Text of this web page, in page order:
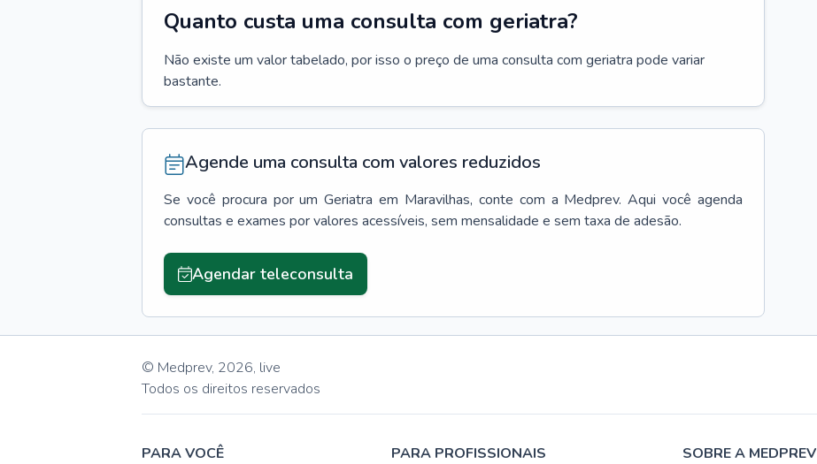
Quanto custa uma consulta com geriatra?
Não existe um valor tabelado, por isso o preço de uma consulta com geriatra pode variar
bastante.
Agende uma consulta com valores reduzidos
Se você procura por um Geriatra em Maravilhas, conte com a Medprev. Aqui você agenda
consultas e exames por valores acessíveis, sem mensalidade e sem taxa de adesão.
Agendar teleconsulta
© Medprev, 2026, live
Todos os direitos reservados
PARA VOCÊ
PARA PROFISSIONAIS
SOBRE A MEDPREV